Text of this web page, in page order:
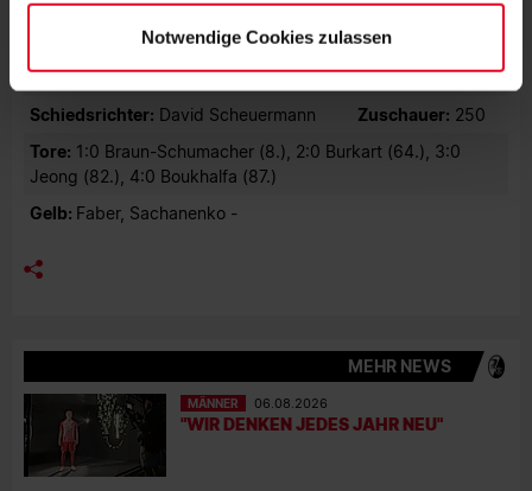
Notwendige Cookies zulassen
Burdenski (64. Alawie), Straub - Güclü, Plut
Thomas Brendel
Schiedsrichter: David Scheuermann Zuschauer: 250
Tore: 1:0 Braun-Schumacher (8.), 2:0 Burkart (64.), 3:0
Jeong (82.), 4:0 Boukhalfa (87.)
Gelb: Faber, Sachanenko -
MEHR NEWS
MÄNNER 06.08.2026
"WIR DENKEN JEDES JAHR NEU"